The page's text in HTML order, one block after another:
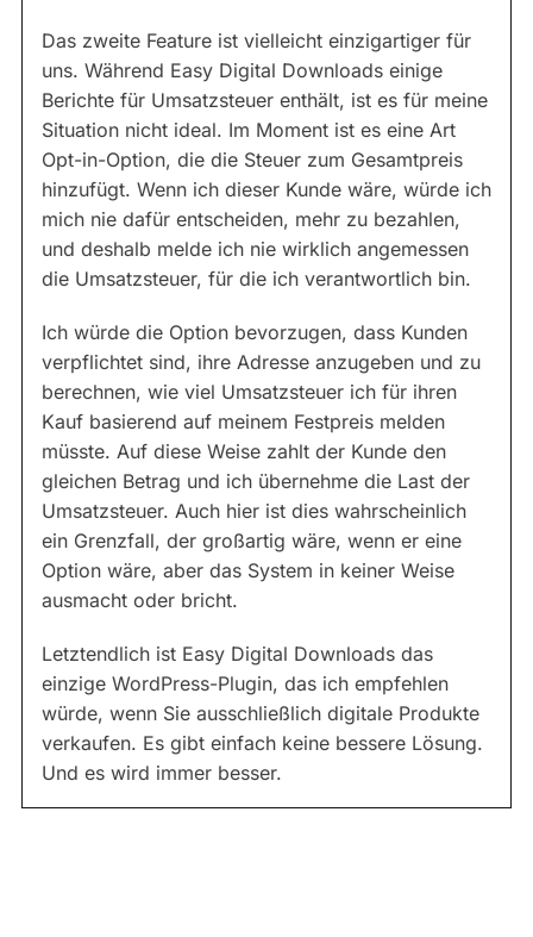
Das zweite Feature ist vielleicht einzigartiger für
uns. Während Easy Digital Downloads einige
Berichte für Umsatzsteuer enthält, ist es für meine
Situation nicht ideal. Im Moment ist es eine Art
Opt-in-Option, die die Steuer zum Gesamtpreis
hinzufügt. Wenn ich dieser Kunde wäre, würde ich
mich nie dafür entscheiden, mehr zu bezahlen,
und deshalb melde ich nie wirklich angemessen
die Umsatzsteuer, für die ich verantwortlich bin.
Ich würde die Option bevorzugen, dass Kunden
verpflichtet sind, ihre Adresse anzugeben und zu
berechnen, wie viel Umsatzsteuer ich für ihren
Kauf basierend auf meinem Festpreis melden
müsste. Auf diese Weise zahlt der Kunde den
gleichen Betrag und ich übernehme die Last der
Umsatzsteuer. Auch hier ist dies wahrscheinlich
ein Grenzfall, der großartig wäre, wenn er eine
Option wäre, aber das System in keiner Weise
ausmacht oder bricht.
Letztendlich ist Easy Digital Downloads das
einzige WordPress-Plugin, das ich empfehlen
würde, wenn Sie ausschließlich digitale Produkte
verkaufen. Es gibt einfach keine bessere Lösung.
Und es wird immer besser.